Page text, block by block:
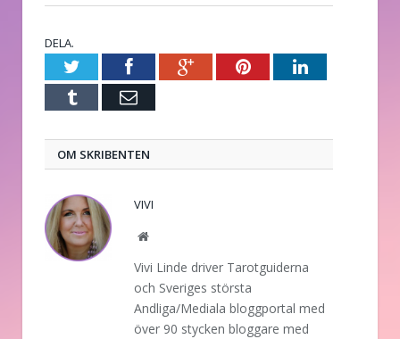
DELA.
TwitterFacebookGoogle+PinterestLinkedIn
Tumblr E-
OM SKRIBENTEN
VIVI
Website
Vivi Linde driver Tarotguiderna
och Sveriges största
Andliga/Mediala bloggportal med
över 90 stycken bloggare med